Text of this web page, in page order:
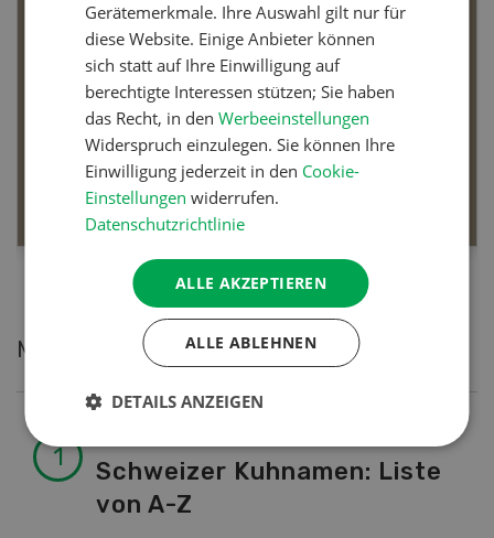
Dossier Bio-Artikel
MEHR ERFAHREN
Meistgelesene Artikel
Schweizer Kuhnamen: Liste
von A-Z
Gerätemerkmale. Ihre Auswahl gilt nur für
diese Website. Einige Anbieter können
sich statt auf Ihre Einwilligung auf
berechtigte Interessen stützen; Sie haben
das Recht, in denWerbeeinstellungen
Widerspruch einzulegen. Sie können Ihre
Einwilligung jederzeit in den Cookie-
Einstellungen widerrufen.
Datenschutzrichtlinie
ALLE AKZEPTIEREN
ALLE ABLEHNEN
DETAILS ANZEIGEN